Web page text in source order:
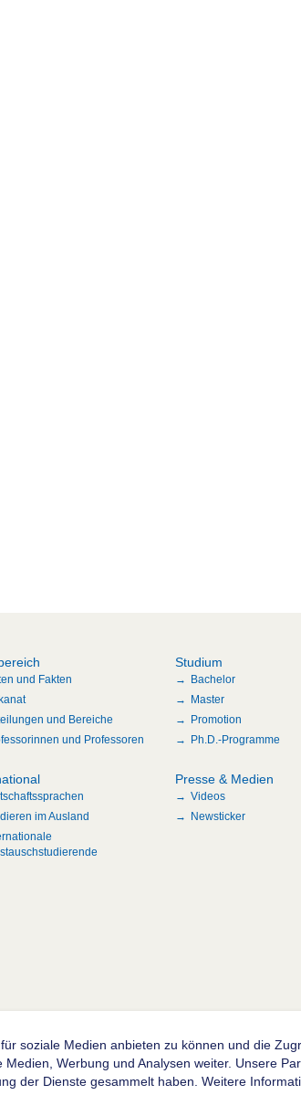
und Fakten
und Bereiche
und Professoren
Studium
Bachelor
Master
Promotion
Ph.D.-Programme
im Ausland
Presse & Medien
Videos
Newsticker
soziale Medien anbieten zu können und die
Werbung und Analysen weiter. Unsere
der Dienste gesammelt haben. Weitere